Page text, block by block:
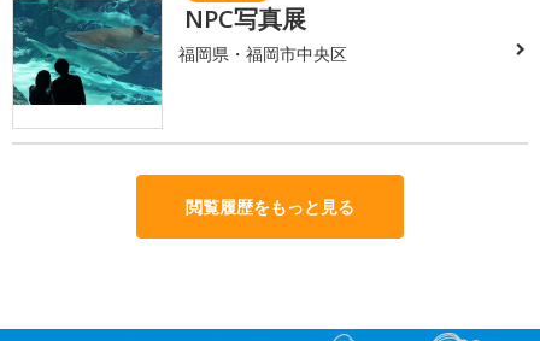
NPC写真展
福岡県・福岡市中央区
閲覧履歴をもっと見る